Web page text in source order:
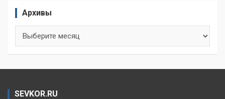
Архивы
SEVKOR.RU